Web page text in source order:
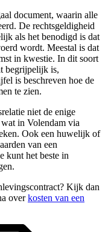
document, waarin alle
De rechtsgeldigheid
als het benodigd is dat
wordt. Meestal is dat
in kwestie. In dit soort
begrijpelijk is,
is beschreven hoe de
te zien.
niet de enige
in Volendam via
Ook een huwelijk of
van een
kunt het beste in
Kijk dan
overkosten van een